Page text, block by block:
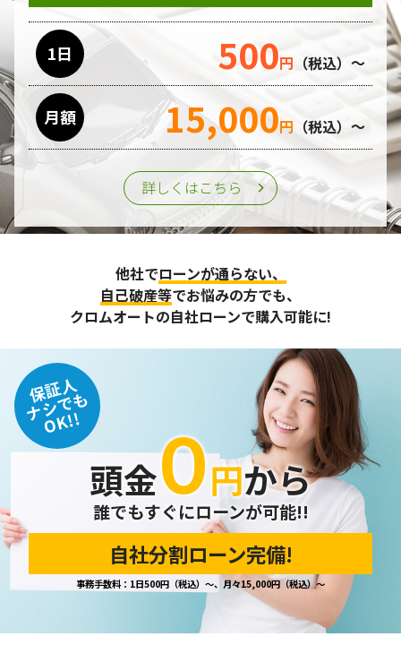
1日 500円 （税込）～
月額 15,000円 （税込）～
詳しくはこちら
他社でローンが通らない、
自己破産等でお悩みの方でも、
クロムオートの自社ローンで購入可能に!
保証人
ナシでも
OK!!
頭金０円から
誰でもすぐにローンが可能!!
自社分割ローン完備!
事務手数料：1日500円（税込）～、月々15,000円（税込）～